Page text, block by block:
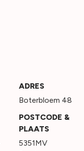
ADRES
Boterbloem 48
POSTCODE &
PLAATS
5351MV